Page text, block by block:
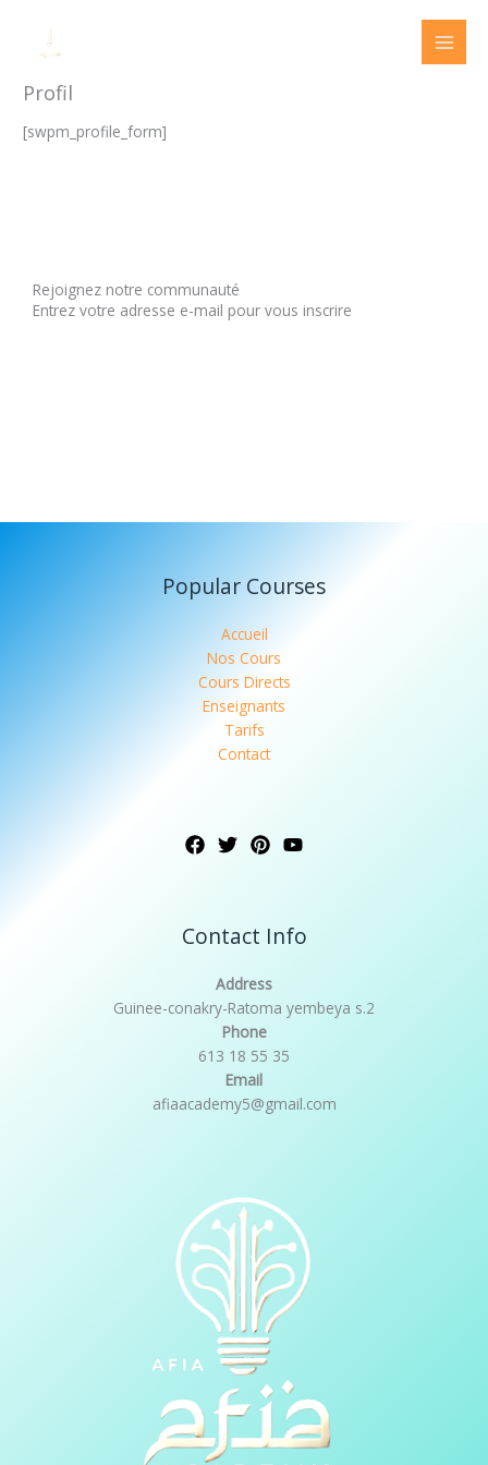
contenu
Profil
[swpm_profile_form]
Rejoignez notre communauté
Entrez votre adresse e-mail pour vous inscrire
Popular Courses
Accueil
Nos Cours
Cours Directs
Enseignants
Tarifs
Contact
Contact Info
Address
Guinee-conakry-Ratoma yembeya s.2
Phone
613 18 55 35
Email
afiaacademy5@gmail.com